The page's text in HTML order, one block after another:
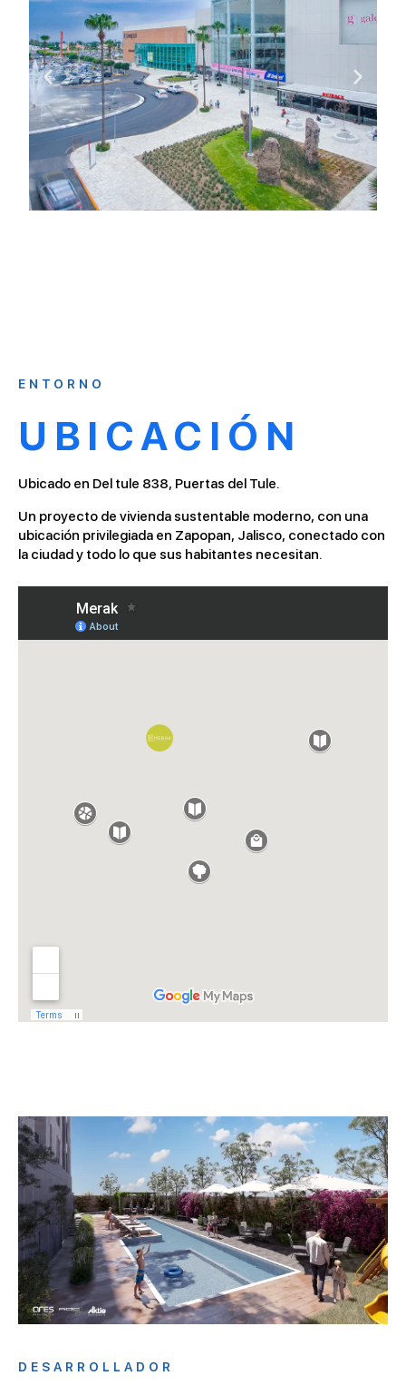
ENTORNO
UBICACIÓN
Ubicado en Del tule 838, Puertas del Tule.
Un proyecto de vivienda sustentable moderno, con una
ubicación privilegiada en Zapopan, Jalisco, conectado con
la ciudad y todo lo que sus habitantes necesitan.
DESARROLLADOR